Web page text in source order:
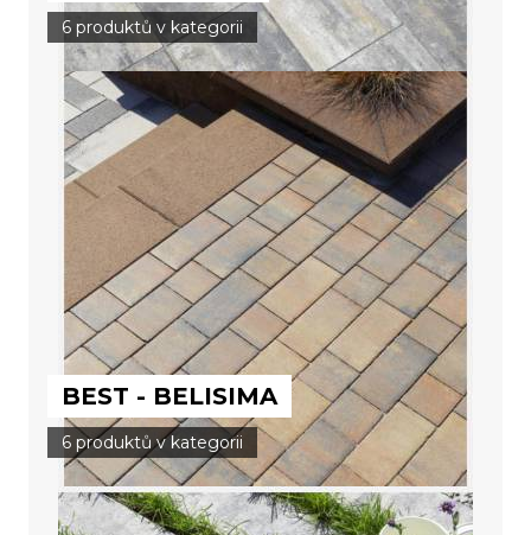
6 produktů v kategorii
BEST - BELISIMA
6 produktů v kategorii